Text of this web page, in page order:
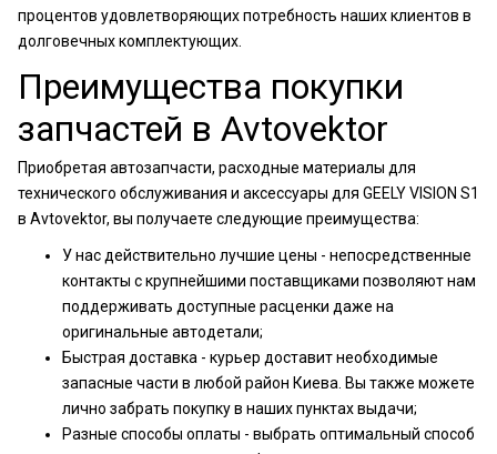
процентов удовлетворяющих потребность наших клиентов в
долговечных комплектующих.
Преимущества покупки
запчастей в Avtovektor
Приобретая автозапчасти, расходные материалы для
технического обслуживания и аксессуары для GEELY VISION S1
в Avtovektor, вы получаете следующие преимущества:
У нас действительно лучшие цены - непосредственные
контакты с крупнейшими поставщиками позволяют нам
поддерживать доступные расценки даже на
оригинальные автодетали;
Быстрая доставка - курьер доставит необходимые
запасные части в любой район Киева. Вы также можете
лично забрать покупку в наших пунктах выдачи;
Разные способы оплаты - выбрать оптимальный способ